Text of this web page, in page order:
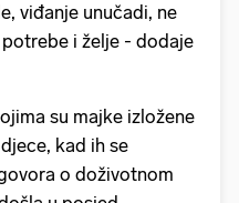
viđanje unučadi, ne
i želje - dodaje
su majke izložene
kad ih se
o doživotnom